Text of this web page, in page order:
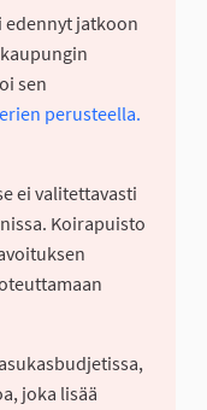
edennyt jatkoon
sen
perusteella.
ei valitettavasti
Koirapuisto
joka lisää